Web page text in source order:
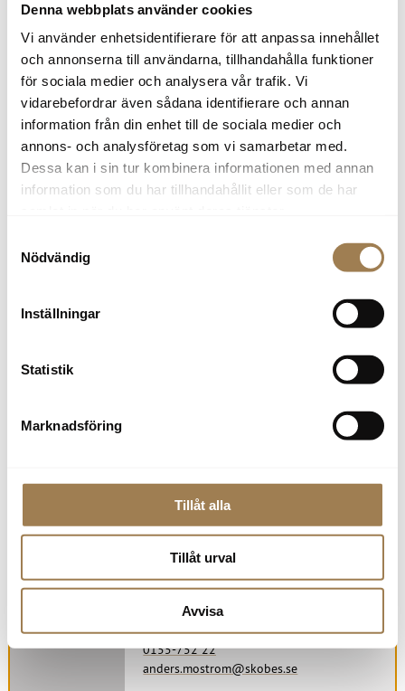
Denna webbplats använder cookies
Vi använder enhetsidentifierare för att anpassa innehållet
och annonserna till användarna, tillhandahålla funktioner
för sociala medier och analysera vår trafik. Vi
vidarebefordrar även sådana identifierare och annan
information från din enhet till de sociala medier och
annons- och analysföretag som vi samarbetar med.
Dessa kan i sin tur kombinera informationen med annan
information som du har tillhandahållit eller som de har
Nödvändig
Inställningar
Statistik
Marknadsföring
Tillåt alla
Tillåt urval
Avvisa
Robert Ohlson
Transportbilsansvarig
0155-752 27
robert.ohlson@skobes.se
adam.larsen@skobes.se
Anders Moström
Begagnatansvarig / Säljare Renault och
Dacia
0155-752 22
anders.mostrom@skobes.se